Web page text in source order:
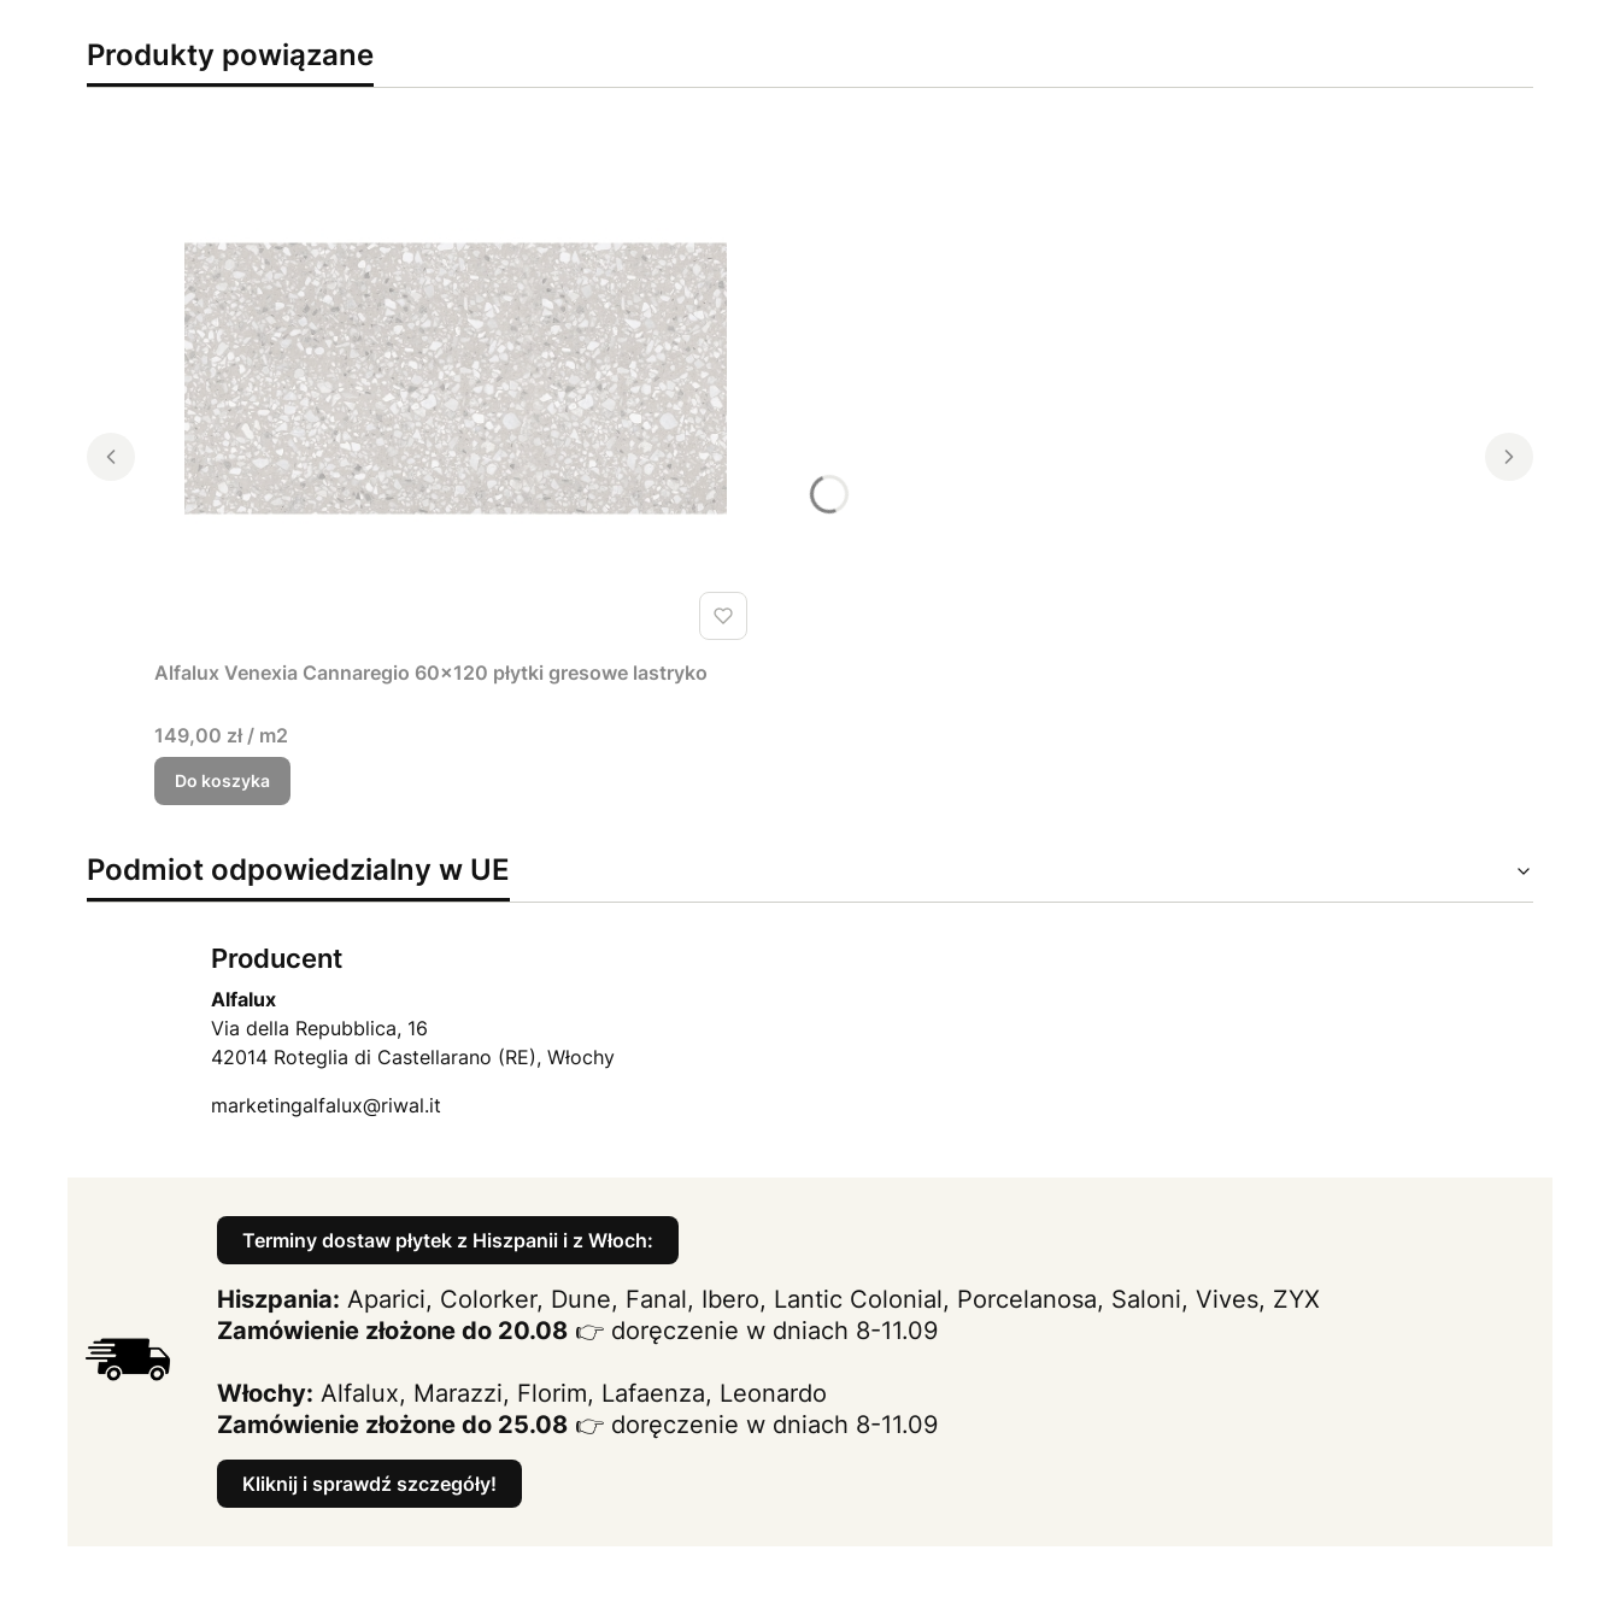
Produkty powiązane
Alfalux Venexia Cannaregio 60x120 płytki gresowe lastryko
149,00 zł / m2
Do koszyka
Podmiot odpowiedzialny w UE
Producent
Alfalux
Via della Repubblica, 16
42014 Roteglia di Castellarano (RE), Włochy
marketingalfalux@riwal.it
Terminy dostaw płytek z Hiszpanii i z Włoch:
Hiszpania: Aparici, Colorker, Dune, Fanal, Ibero, Lantic Colonial, Porcelanosa, Saloni, Vives, ZYX
Zamówienie złożone do 20.08 👉 doręczenie w dniach 8-11.09
Włochy: Alfalux, Marazzi, Florim, Lafaenza, Leonardo
Zamówienie złożone do 25.08 👉 doręczenie w dniach 8-11.09
Kliknij i sprawdź szczegóły!